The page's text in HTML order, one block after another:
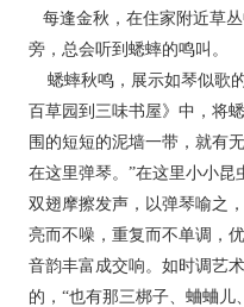
每逢金秋，在住家附近草
旁，总会听到蟋蟀的鸣叫。
蟋蟀秋鸣，展示如琴似歌
百草园到三味书屋》中，将
围的短短的泥墙一带，就有
在这里弹琴。”在这里小小昆
双翅摩擦发声，以弹琴喻之
亮而不噪，重复而不单调，
音韵丰富成交响。如时调艺
的，“也有那三梆子、蛐蛐